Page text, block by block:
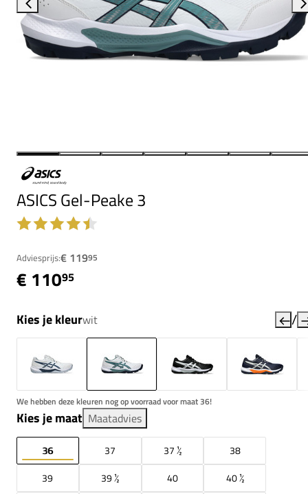
ASICS Gel-Peake 3
Adviesprijs:€ 11995
€ 11095
Kies je kleurwit /
We hebben deze kleuren nog op voorraad voor maat 36!
Kies je maat Maatadvies
36 37 37 ½
38
39
39 ½ 40
40 ½